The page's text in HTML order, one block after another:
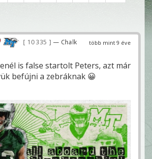
több mint 9 éve
10 335
— Chalk
is false startolt Peters, azt már
befújni a zebráknak 😀